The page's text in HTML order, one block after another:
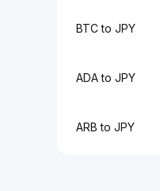
BTC to JPY
ADA to JPY
ARB to JPY